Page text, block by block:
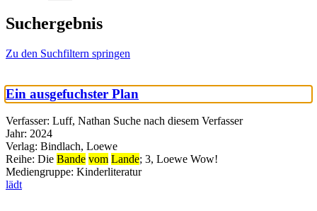
Suchergebnis
Zu den Suchfiltern springen
Ein ausgefuchster Plan
Verfasser: Luff, Nathan Suche nach diesem Verfasser
Jahr: 2024
Verlag: Bindlach, Loewe
Reihe: Die Bande vom Lande; 3, Loewe Wow!
Mediengruppe: Kinderliteratur
lädt